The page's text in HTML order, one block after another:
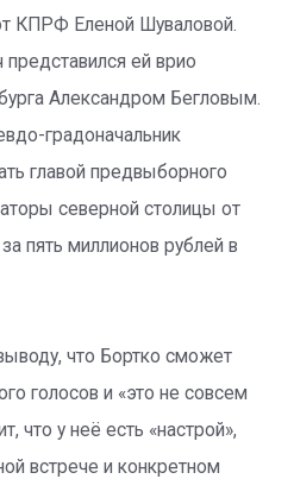
КПРФ Еленой Шуваловой.
ей врио
Александром Бегловым.
градоначальник
главой предвыборного
северной столицы от
пять миллионов рублей в
что Бортко сможет
голосов и «это не совсем
что у неё есть «настрой»,
встрече и конкретном